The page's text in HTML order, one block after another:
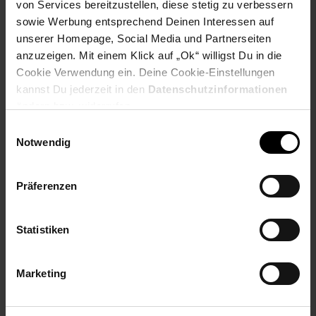
von Services bereitzustellen, diese stetig zu verbessern
sowie Werbung entsprechend Deinen Interessen auf
unserer Homepage, Social Media und Partnerseiten
anzuzeigen. Mit einem Klick auf „Ok“ willigst Du in die
Cookie Verwendung ein. Deine Cookie-Einstellungen
kannst Du jederzeit in den Datenschutzinformationen
Notwendig
Präferenzen
Statistiken
Marketing
Artikeldetails:
Material: Porzellan
Merkmal: Spülmaschinenfest
Lieferungsumfang:
Höhe: ca. 3 cm
Durchmesser: ca. 22 cm
Anzahl Personen: 6
Serien-Bezeichnung: Arena
Elektroprodukt: Nein